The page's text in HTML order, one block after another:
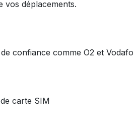
vos déplacements.
confiance comme O2 et
carte SIM